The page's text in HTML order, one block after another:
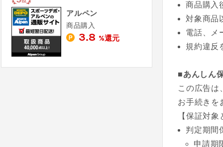
商品購入
対象商品
電話、メ
規約違反
■あんしん
この広告は
お手続きを
【保証対
判定期間
申請期
アルペン
商品購入
3.8 %還元